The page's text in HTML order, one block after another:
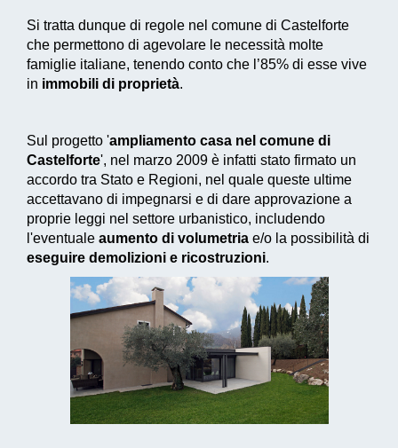
Si tratta dunque di regole nel comune di Castelforte
che permettono di agevolare le necessità molte
famiglie italiane, tenendo conto che l’85% di esse vive
in immobili di proprietà.
Sul progetto 'ampliamento casa nel comune di
Castelforte', nel marzo 2009 è infatti stato firmato un
accordo tra Stato e Regioni, nel quale queste ultime
accettavano di impegnarsi e di dare approvazione a
proprie leggi nel settore urbanistico, includendo
l'eventuale aumento di volumetria e/o la possibilità di
eseguire demolizioni e ricostruzioni.